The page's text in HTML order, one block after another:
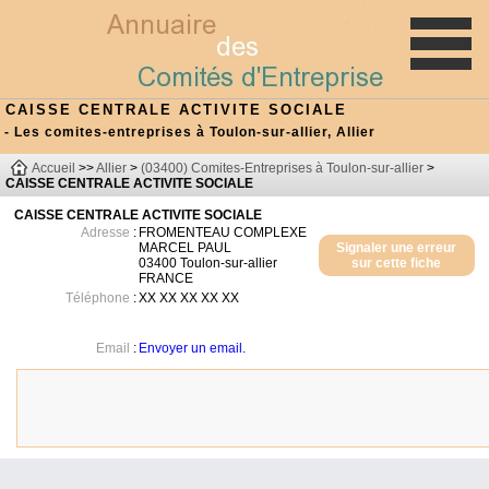
CAISSE CENTRALE ACTIVITE SOCIALE
- Les comites-entreprises à Toulon-sur-allier, Allier
Accueil >>Allier > (03400) Comites-Entreprises à Toulon-sur-allier >
CAISSE CENTRALE ACTIVITE SOCIALE
CAISSE CENTRALE ACTIVITE SOCIALE
Signaler une erreur
sur cette fiche
Adresse : FROMENTEAU COMPLEXE
MARCEL PAUL
03400 Toulon-sur-allier
FRANCE
Téléphone :XX XX XX XX XX
Email : Envoyer un email.